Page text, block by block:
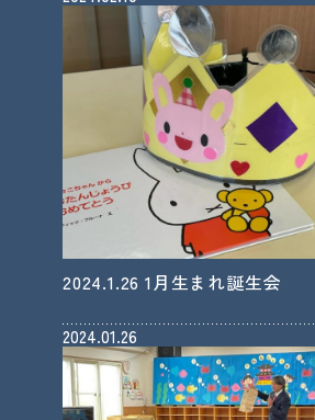
2024.1.26 1月生まれ誕生会
2024.01.26